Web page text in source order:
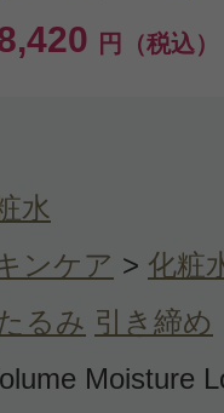
に
円（税込）
水
ンケア > 化粧
るみ 引き締め
Moisture